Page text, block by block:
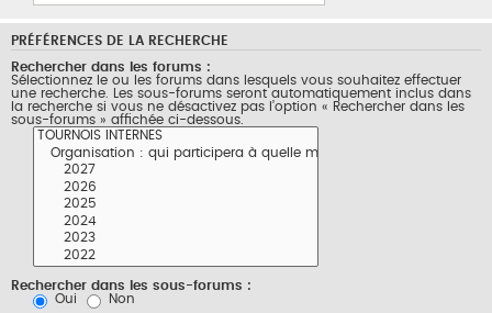
PRÉFÉRENCES DE LA RECHERCHE
Rechercher dans les forums :
Sélectionnez le ou les forums dans lesquels vous souhaitez effectuer
une recherche. Les sous-forums seront automatiquement inclus dans
la recherche si vous ne désactivez pas l’option « Rechercher dans les
sous-forums » affichée ci-dessous.
Rechercher dans les sous-forums :
Oui
Non